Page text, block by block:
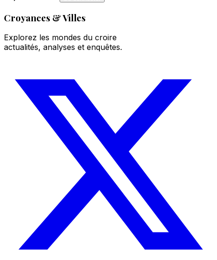
Croyances & Villes
Explorez les mondes du croire
actualités, analyses et enquêtes.